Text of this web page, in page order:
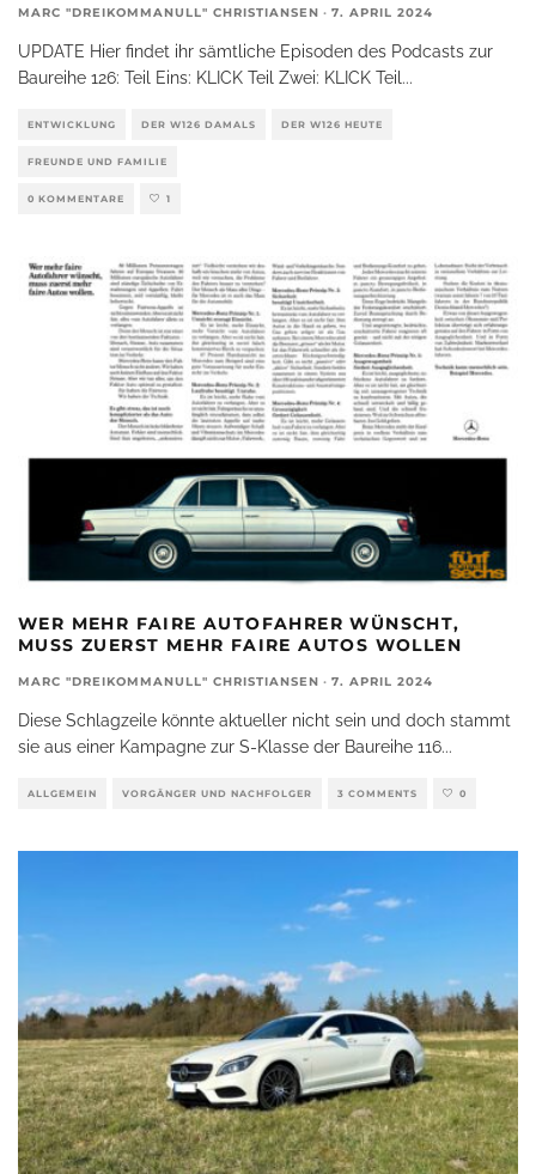
MARC "DREIKOMMANULL" CHRISTIANSEN · 7. APRIL 2024
UPDATE Hier findet ihr sämtliche Episoden des Podcasts zur
Baureihe 126: Teil Eins: KLICK Teil Zwei: KLICK Teil...
ENTWICKLUNG DER W126 DAMALS DER W126 HEUTE
FREUNDE UND FAMILIE
0 KOMMENTARE 1
WER MEHR FAIRE AUTOFAHRER WÜNSCHT,
MUSS ZUERST MEHR FAIRE AUTOS WOLLEN
MARC "DREIKOMMANULL" CHRISTIANSEN · 7. APRIL 2024
Diese Schlagzeile könnte aktueller nicht sein und doch stammt
sie aus einer Kampagne zur S-Klasse der Baureihe 116...
ALLGEMEIN VORGÄNGER UND NACHFOLGER 3 COMMENTS 0